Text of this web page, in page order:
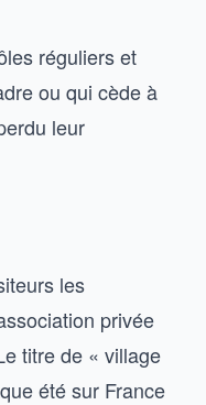
réguliers et
ou qui cède à
leur
les
privée
titre de « village
été sur France